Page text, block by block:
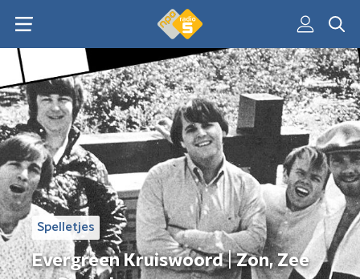
Spelletjes
Evergreen Kruiswoord | Zon, Zee